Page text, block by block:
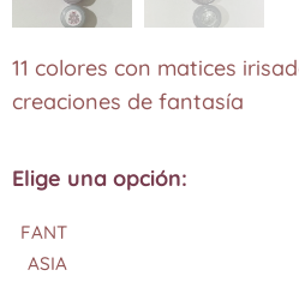
11 colores con matices
creaciones de fantasía
Elige una opción:
FANT
ASIA